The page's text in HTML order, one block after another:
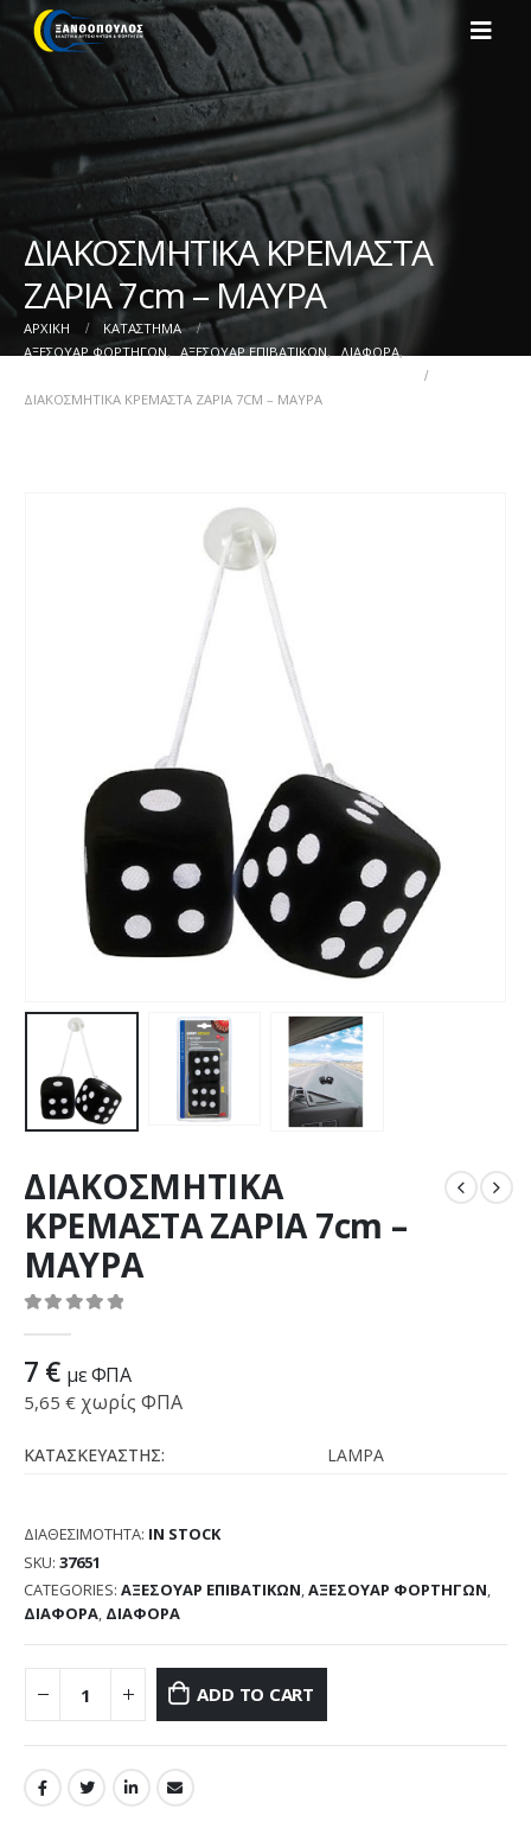
ΔΙΑΚΟΣΜΗΤΙΚΑ ΚΡΕΜΑΣΤΑ
ΖΑΡΙΑ 7cm – ΜΑΥΡΑ
ΑΡΧΙΚΉ
ΚΑΤΆΣΤΗΜΑ
ΑΞΕΣΟΥΑΡ ΦΟΡΤΗΓΩΝ, ΑΞΕΣΟΥΑΡ ΕΠΙΒΑΤΙΚΩΝ, ΔΙΑΦΟΡΑ,
ΔΙΑΚΟΣΜΗΤΙΚΑ ΚΡΕΜΑΣΤΑ ΖΑΡΙΑ 7CM – ΜΑΥΡΑ
ΔΙΑΚΟΣΜΗΤΙΚΑ
ΚΡΕΜΑΣΤΑ ΖΑΡΙΑ 7cm –
ΜΑΥΡΑ
7 € με ΦΠΑ
5,65 € χωρίς ΦΠΑ
ΚΑΤΑΣΚΕΥΑΣΤΗΣ: LAMPA
ΔΙΑΘΕΣΙΜΌΤΗΤΑ: IN STOCK
SKU: 37651
CATEGORIES: ΑΞΕΣΟΥΑΡ ΕΠΙΒΑΤΙΚΩΝ,ΑΞΕΣΟΥΑΡ ΦΟΡΤΗΓΩΝ,
ΔΙΑΦΟΡΑ, ΔΙΑΦΟΡΑ
ADD TO CART